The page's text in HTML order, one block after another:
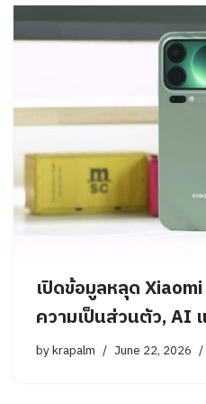
เปิดข้อมูลหลุด
ความเป็นส่วนตัว, AI
bykrapalm June 22, 2026